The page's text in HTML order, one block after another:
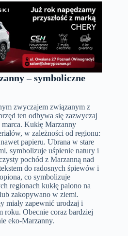
– symboliczne
zwyczajem związanym z
ten odbywa się zazwyczaj
Kukłę Marzanny
w zależności od regionu:
nawet papieru. Ubrana w stare
symbolizuje uśpienie natury i
pochód z Marzanną nad
do radosnych śpiewów i
co symbolizuje
regionach kukłę palono na
zakopywano w ziemi.
miały zapewnić urodzaj i
roku. Obecnie coraz bardziej
eko-Marzanny.